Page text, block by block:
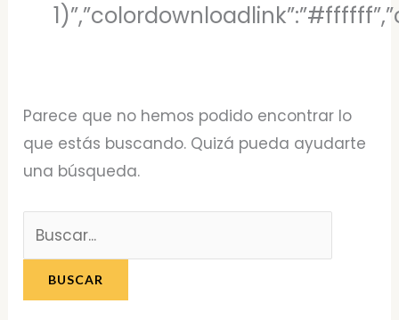
Parece que no hemos podido encontrar lo
que estás buscando. Quizá pueda ayudarte
una búsqueda.